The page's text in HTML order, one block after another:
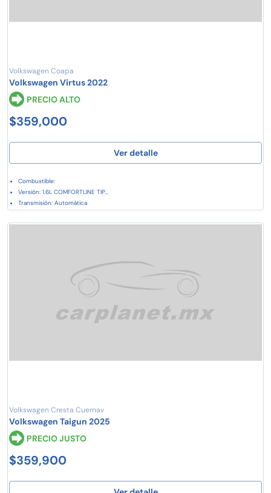
Volkswagen Coapa
Volkswagen Virtus 2022
PRECIO ALTO
$359,000
Ver detalle
Combustible:
Versión: 1.6L COMFORTLINE TIP...
Transmisión: Automática
Volkswagen Cresta Cuernav
Volkswagen Taigun 2025
PRECIO JUSTO
$359,900